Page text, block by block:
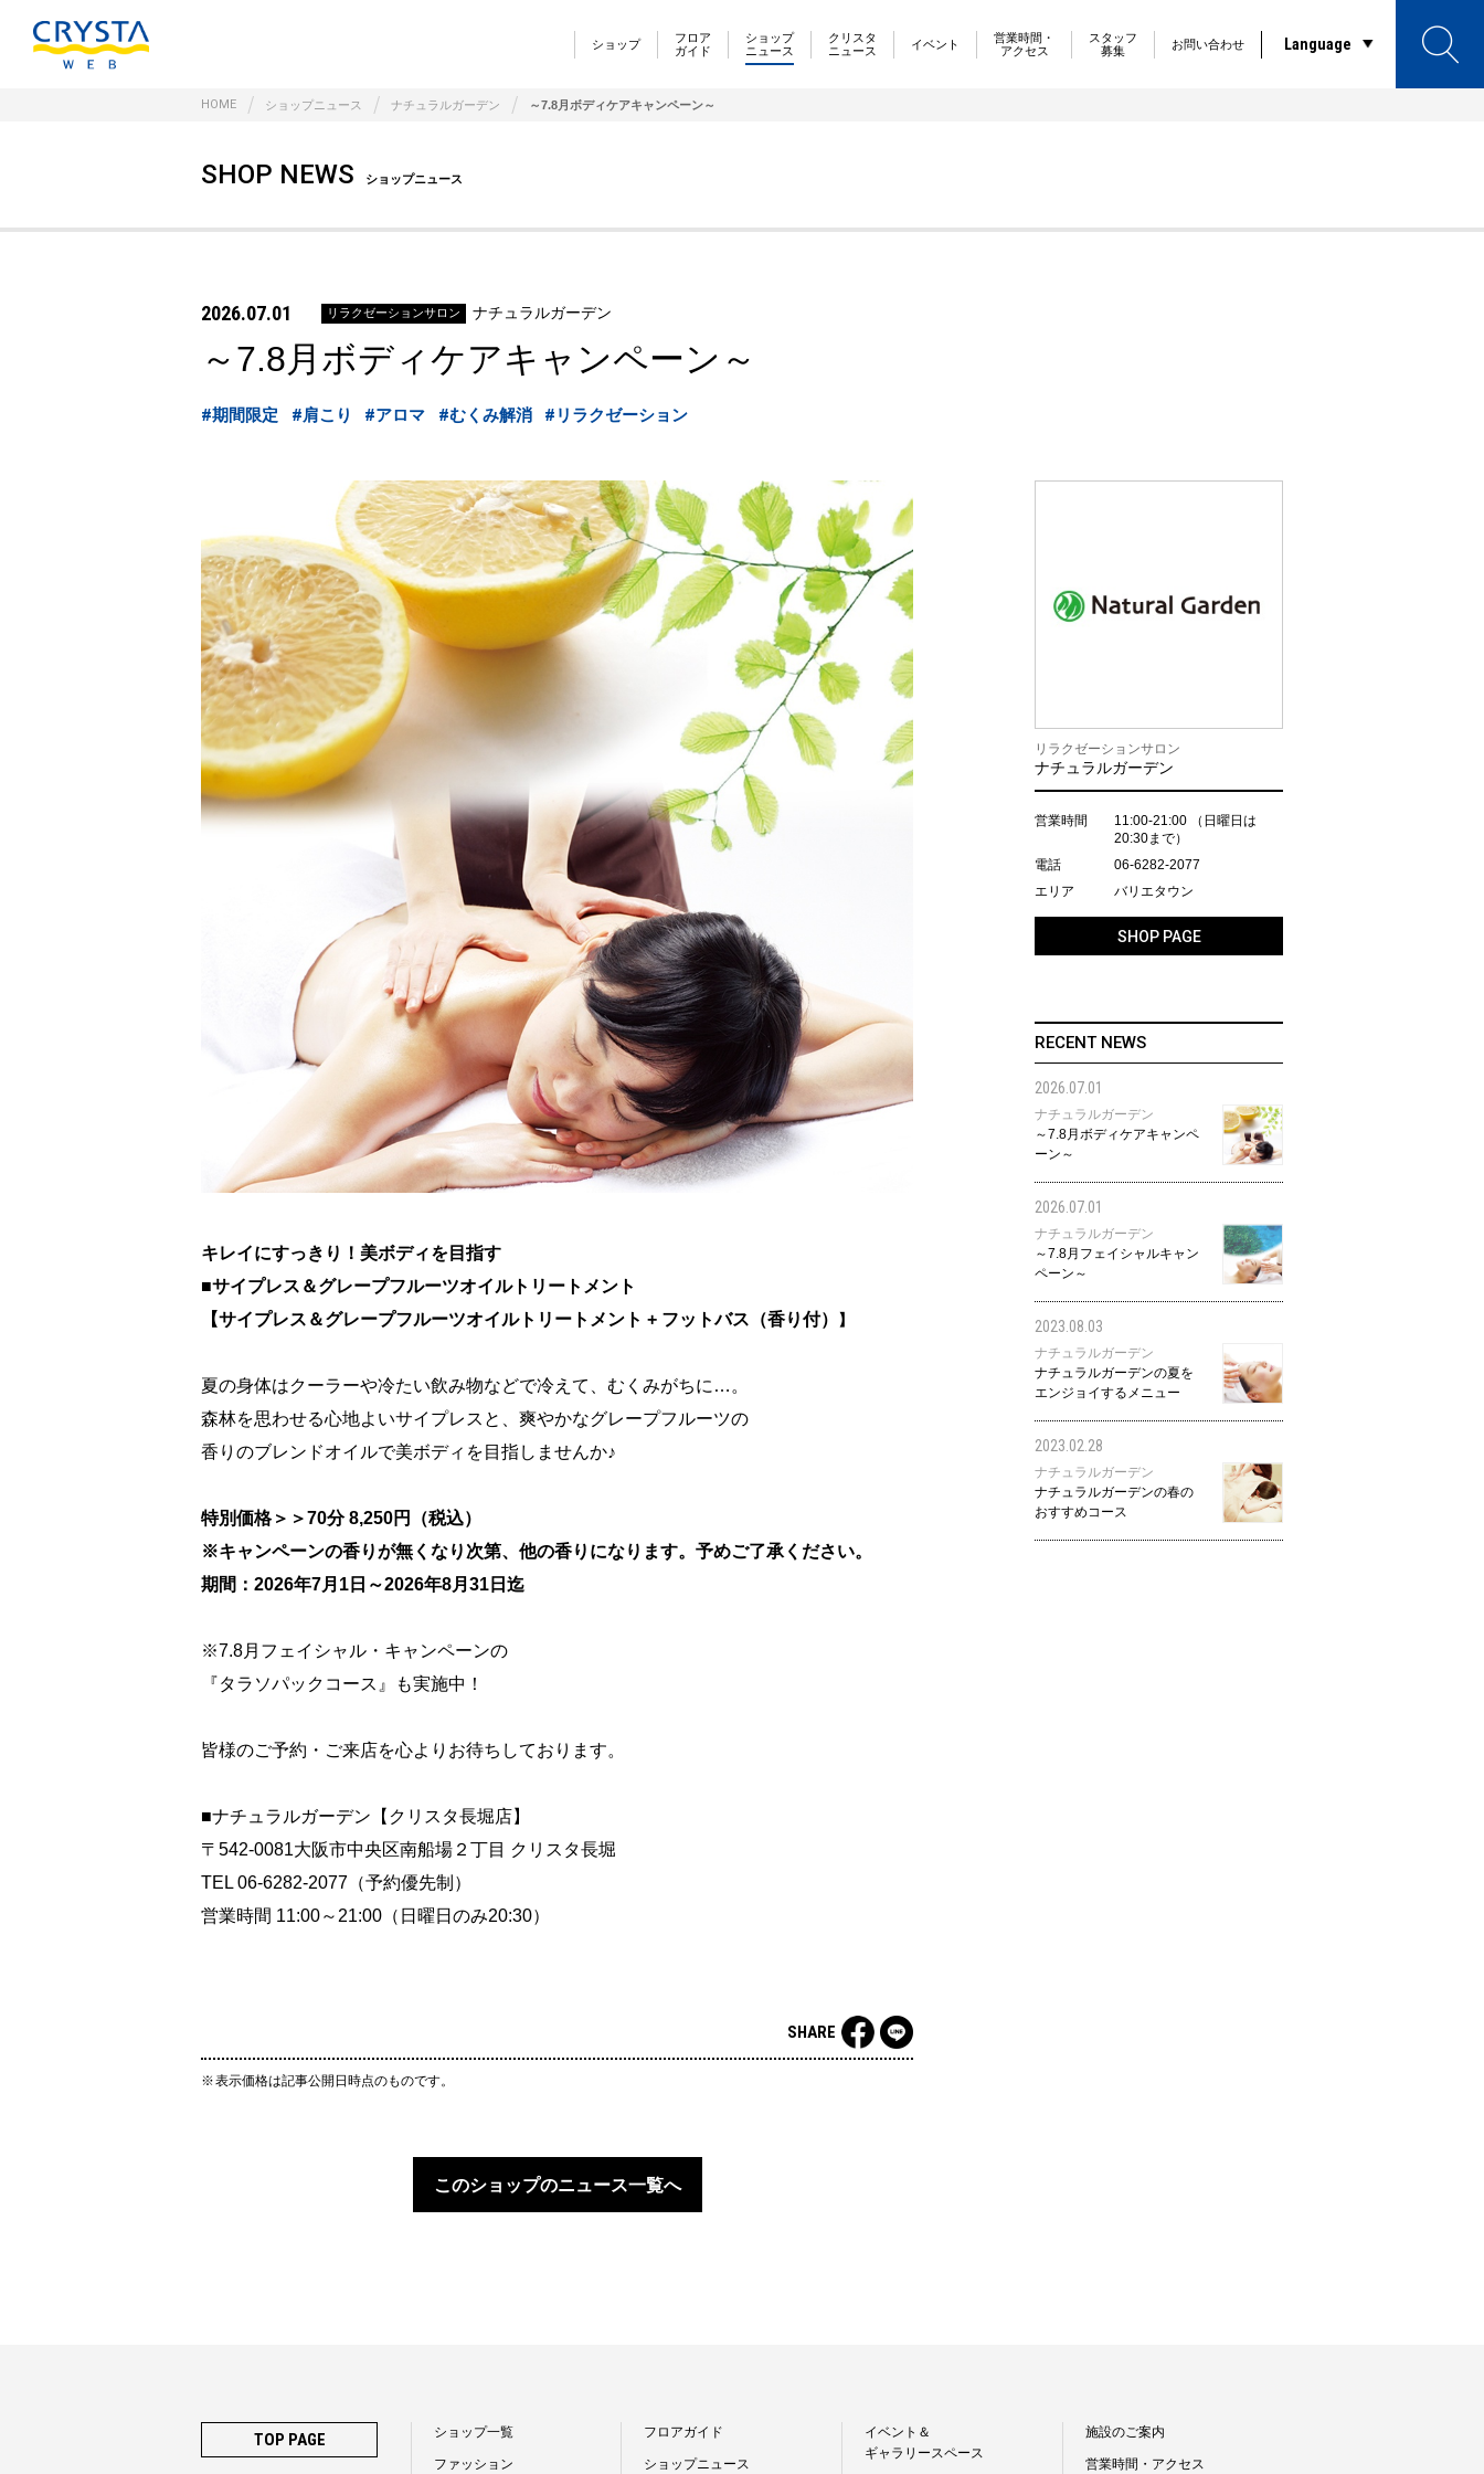
ショップ
フロア
ガイド
ショップ
ニュース
クリスタ
ニュース
イベント
営業時間・
アクセス
スタッフ
募集
お問い合わせ Language
HOME ショップニュース ナチュラルガーデン ～7.8月ボディケアキャンペーン～
SHOP NEWS ショップニュース
2026.07.01 リラクゼーションサロン ナチュラルガーデン
～7.8月ボディケアキャンペーン～
#期間限定 #肩こり #アロマ #むくみ解消 #リラクゼーション
キレイにすっきり！美ボディを目指す
■サイプレス＆グレープフルーツオイルトリートメント
【サイプレス＆グレープフルーツオイルトリートメント + フットバス（香り付）
】
夏の身体はクーラーや冷たい飲み物などで冷えて、むくみがちに…。
森林を思わせる心地よいサイプレスと、爽やかなグレープフルーツの
香りのブレンドオイルで美ボディを目指しませんか♪
特別価格＞＞70分 8,250円（税込）
※キャンペーンの香りが無くなり次第、他の香りになります。予めご了承ください。
期間：2026年7月1日～2026年8月31日迄
※7.8月フェイシャル・キャンペーンの
『タラソパックコース』も実施中！
皆様のご予約・ご来店を心よりお待ちしております。
■ナチュラルガーデン【クリスタ長堀店】
〒542-0081大阪市中央区南船場２丁目 クリスタ長堀
TEL 06-6282-2077（予約優先制）
営業時間 11:00～21:00（日曜日のみ20:30）
SHARE
表示価格は記事公開日時点のものです。
このショップのニュース一覧へ
リラクゼーションサロン
ナチュラルガーデン
営業時間 11:00-21:00
（日曜日は
20:30まで）
電話
06-6282-2077
エリア
バリエタウン
SHOP PAGE
RECENT NEWS
2026.07.01
ナチュラルガーデン
～7.8月ボディケアキャンペ
ーン～
2026.07.01
ナチュラルガーデン
～7.8月フェイシャルキャン
ペーン～
2023.08.03
ナチュラルガーデン
ナチュラルガーデンの夏を
エンジョイするメニュー
2023.02.28
ナチュラルガーデン
ナチュラルガーデンの春の
おすすめコース
TOP PAGE ショップ一覧
ファッション
フロアガイド
ショップニュース
イベント＆
ギャラリースペース
施設のご案内
営業時間・アクセス